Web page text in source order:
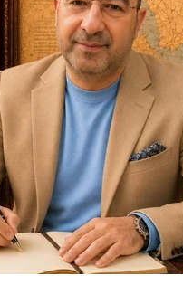
Sport Solidarietà
Festività Eventi
Conflitti e Pace